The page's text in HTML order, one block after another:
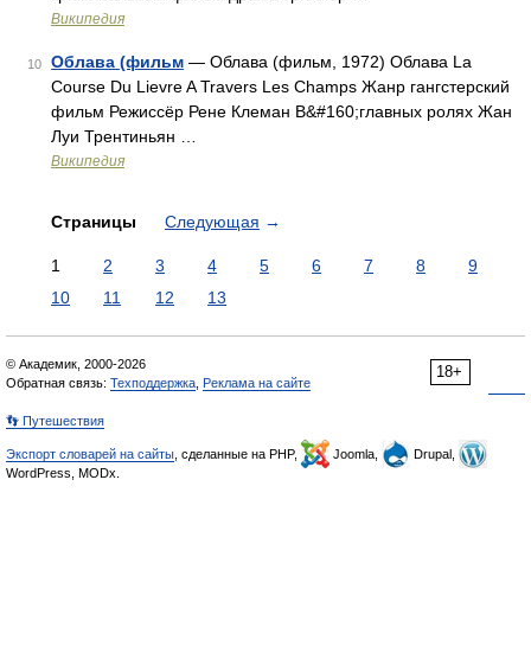
Википедия
10 Облава (фильм — Облава (фильм, 1972) Облава La
Course Du Lievre A Travers Les Champs Жанр гангстерский
фильм Режиссёр Рене Клеман В&#160;главных ролях Жан
Луи Трентиньян …
Википедия
Страницы Следующая →
1 2 3 4 5 6 7 8
9
10
11 12 13
18+
© Академик, 2000-2026
Обратная связь: Техподдержка Реклама на сайте
👣 Путешествия
Экспорт словарей на сайты , сделанные на PHP, Joomla,
Drupal,
WordPress, MODx.